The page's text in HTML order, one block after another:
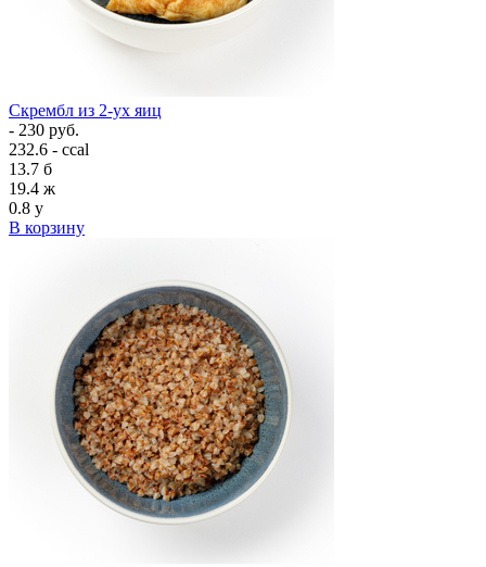
Скрембл из 2-ух яиц
- 230 руб.
232.6 - ccal
13.7 б
19.4 ж
0.8 у
В корзину